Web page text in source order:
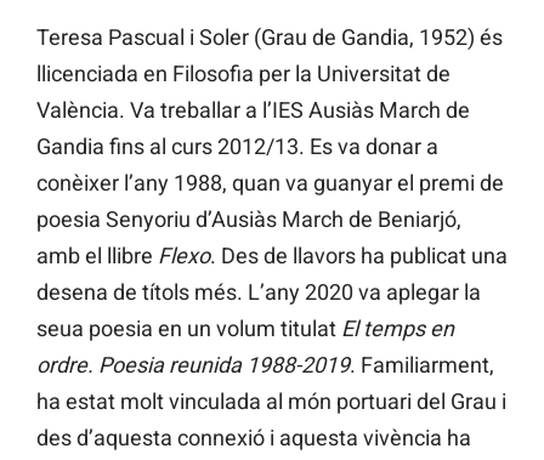
Teresa Pascual i Soler (Grau de Gandia, 1952) és
llicenciada en Filosofia per la Universitat de
València. Va treballar a l’IES Ausiàs March de
Gandia fins al curs 2012/13. Es va donar a
conèixer l’any 1988, quan va guanyar el premi de
poesia Senyoriu d’Ausiàs March de Beniarjó,
amb el llibre Flexo. Des de llavors ha publicat una
desena de títols més. L’any 2020 va aplegar la
seua poesia en un volum titulat El temps en
ordre. Poesia reunida 1988-2019. Familiarment,
ha estat molt vinculada al món portuari del Grau i
des d’aquesta connexió i aquesta vivència ha